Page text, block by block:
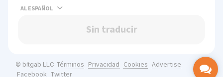
AL
Sin traducir
© bitgab LLC Términos Privacidad Cookies Advertise
Facebook Twitter